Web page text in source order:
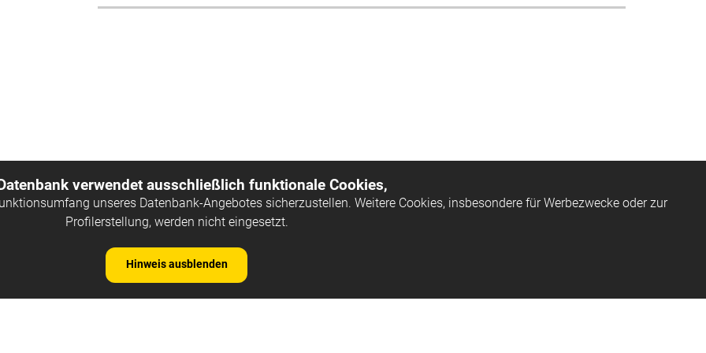
verwendet ausschließlich funktionale Cookies,
unseres Datenbank-Angebotes sicherzustellen. Weitere Cookies, insbesondere für Werbezwecke oder zur
Profilerstellung, werden nicht eingesetzt.
Hinweis ausblenden